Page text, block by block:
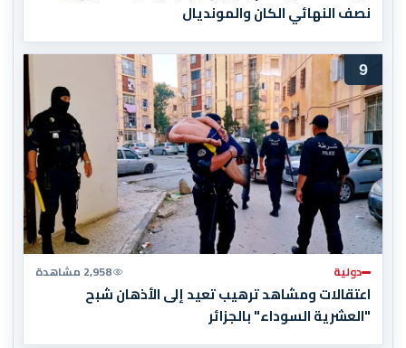
نصف النهائي الكان والمونديال
9
دولية 2,958 مشاهدة
اعتقالات ومشاهد ترهيب تعيد إلى الأذهان شبح
"العشرية السوداء" بالجزائر